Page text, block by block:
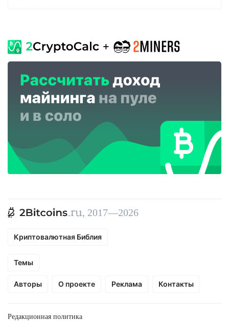
, 2017—2026
Криптовалютная Библия
Темы
Авторы О проекте Реклама Контакты
Редакционная политика